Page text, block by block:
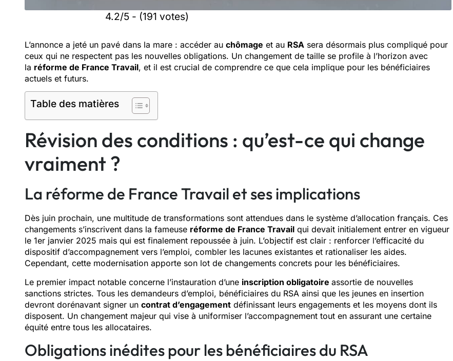
4.2/5 - (191 votes)
L’annonce a jeté un pavé dans la mare : accéder au chômage et au RSA sera désormais plus compliqué pour
ceux qui ne respectent pas les nouvelles obligations. Un changement de taille se profile à l’horizon avec
la réforme de France Travail, et il est crucial de comprendre ce que cela implique pour les bénéficiaires
actuels et futurs.
Table des matières
Révision des conditions : qu’est-ce qui change
vraiment ?
La réforme de France Travail et ses implications
Dès juin prochain, une multitude de transformations sont attendues dans le système d’allocation français. Ces
changements s’inscrivent dans la fameuse réforme de France Travail qui devait initialement entrer en vigueur
le 1er janvier 2025 mais qui est finalement repoussée à juin. L’objectif est clair : renforcer l’efficacité du
dispositif d’accompagnement vers l’emploi, combler les lacunes existantes et rationaliser les aides.
Cependant, cette modernisation apporte son lot de changements concrets pour les bénéficiaires.
Le premier impact notable concerne l’instauration d’une inscription obligatoire assortie de nouvelles
sanctions strictes. Tous les demandeurs d’emploi, bénéficiaires du RSA ainsi que les jeunes en insertion
devront dorénavant signer un contrat d’engagement définissant leurs engagements et les moyens dont ils
disposent. Un changement majeur qui vise à uniformiser l’accompagnement tout en assurant une certaine
équité entre tous les allocataires.
Obligations inédites pour les bénéficiaires du RSA